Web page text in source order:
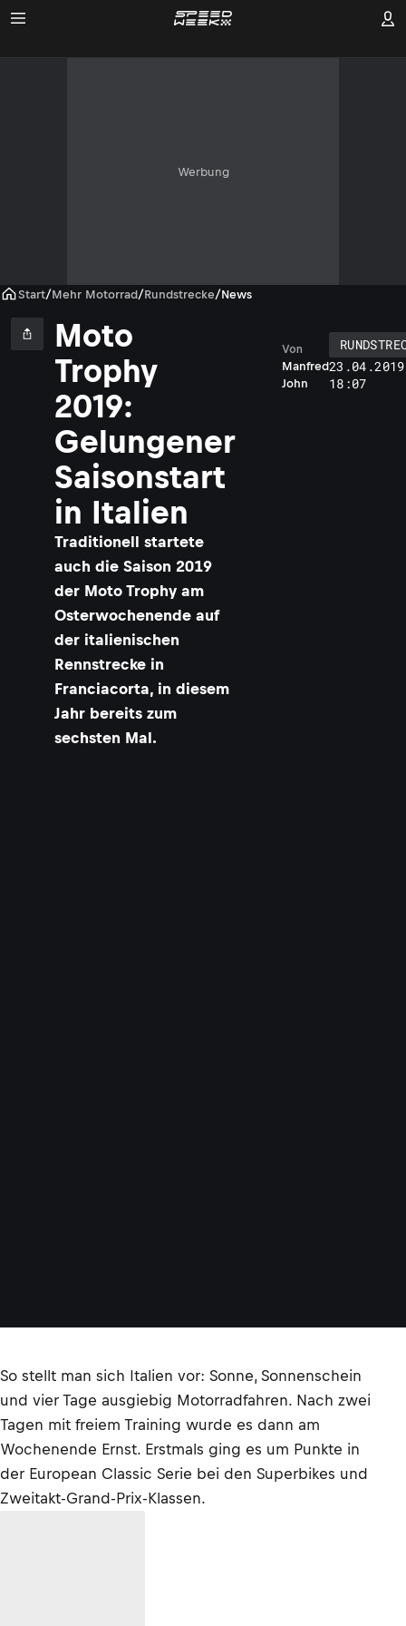
Werbung
Start/Mehr Motorrad/Rundstrecke/News
Moto
Trophy
2019:
Gelungener
Saisonstart
in Italien
Traditionell startete
auch die Saison 2019
der Moto Trophy am
Osterwochenende auf
der italienischen
Rennstrecke in
Franciacorta, in diesem
Jahr bereits zum
sechsten Mal.
Manfred
John
Von
18:07
So stellt man sich Italien vor: Sonne, Sonnenschein
und vier Tage ausgiebig Motorradfahren. Nach zwei
Tagen mit freiem Training wurde es dann am
Wochenende Ernst. Erstmals ging es um Punkte in
der European Classic Serie bei den Superbikes und
Zweitakt-Grand-Prix-Klassen.